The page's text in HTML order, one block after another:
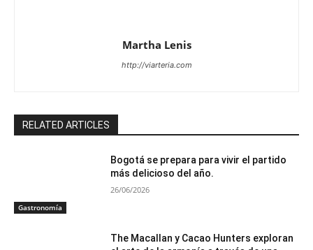
Martha Lenis
http://viarteria.com
RELATED ARTICLES
Gastronomía
Bogotá se prepara para vivir el partido
más delicioso del año.
26/06/2026
The Macallan y Cacao Hunters exploran